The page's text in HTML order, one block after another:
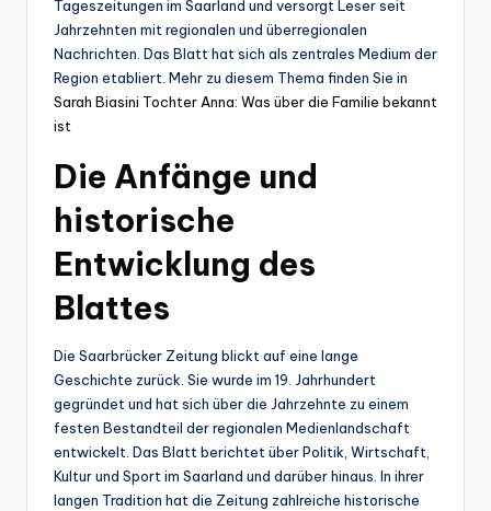
Tageszeitungen im Saarland und versorgt Leser seit
Jahrzehnten mit regionalen und überregionalen
Nachrichten. Das Blatt hat sich als zentrales Medium der
Region etabliert. Mehr zu diesem Thema finden Sie in
Sarah Biasini Tochter Anna: Was über die Familie bekannt
ist
Die Anfänge und
historische
Entwicklung des
Blattes
Die Saarbrücker Zeitung blickt auf eine lange
Geschichte zurück. Sie wurde im 19. Jahrhundert
gegründet und hat sich über die Jahrzehnte zu einem
festen Bestandteil der regionalen Medienlandschaft
entwickelt. Das Blatt berichtet über Politik, Wirtschaft,
Kultur und Sport im Saarland und darüber hinaus. In ihrer
langen Tradition hat die Zeitung zahlreiche historische